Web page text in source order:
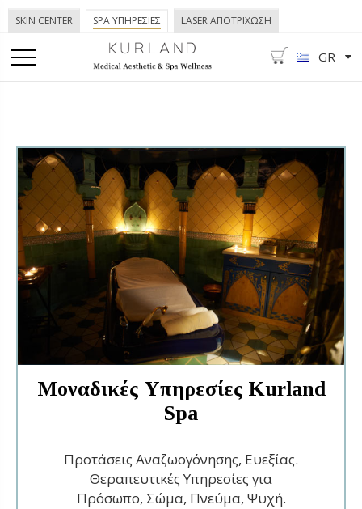
GR
SKIN CENTER SPA ΥΠΗΡΕΣΙΕΣ LASER ΑΠΟΤΡΙΧΩΣΗ
Μοναδικές Υπηρεσίες Kurland
Spa
Προτάσεις Αναζωογόνησης, Ευεξίας.
Θεραπευτικές Υπηρεσίες για
Πρόσωπο, Σώμα, Πνεύμα, Ψυχή.